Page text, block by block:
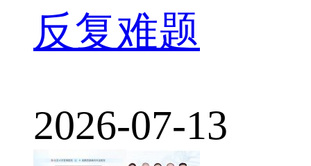
反复难题
2026-07-13